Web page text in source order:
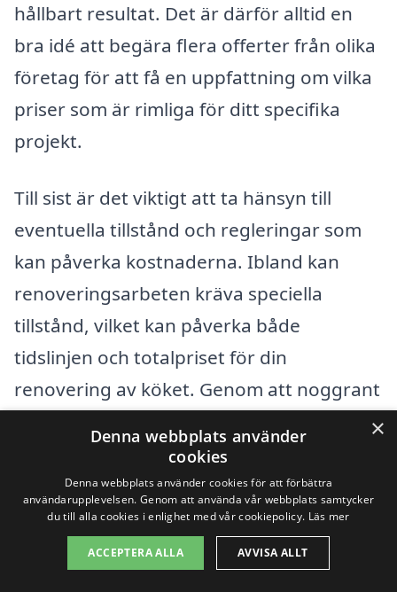
hållbart resultat. Det är därför alltid en
bra idé att begära flera offerter från olika
företag för att få en uppfattning om vilka
priser som är rimliga för ditt specifika
projekt.
Till sist är det viktigt att ta hänsyn till
eventuella tillstånd och regleringar som
kan påverka kostnaderna. Ibland kan
renoveringsarbeten kräva speciella
tillstånd, vilket kan påverka både
tidslinjen och totalpriset för din
renovering av köket. Genom att noggrant
bättre navigera kostnaderna för att
renovera kök i Nysättra och hitta den
lösning som passar dig bäst.
×
Denna webbplats använder
cookies
Denna webbplats använder cookies för att förbättra
användarupplevelsen. Genom att använda vår webbplats samtycker
du till alla cookies i enlighet med vår cookiepolicy. Läs mer
ACCEPTERA ALLA AVVISA ALLT